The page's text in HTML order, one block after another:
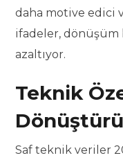
daha motive edici
ifadeler,
azaltıyor.
Teknik
Saf teknik veriler